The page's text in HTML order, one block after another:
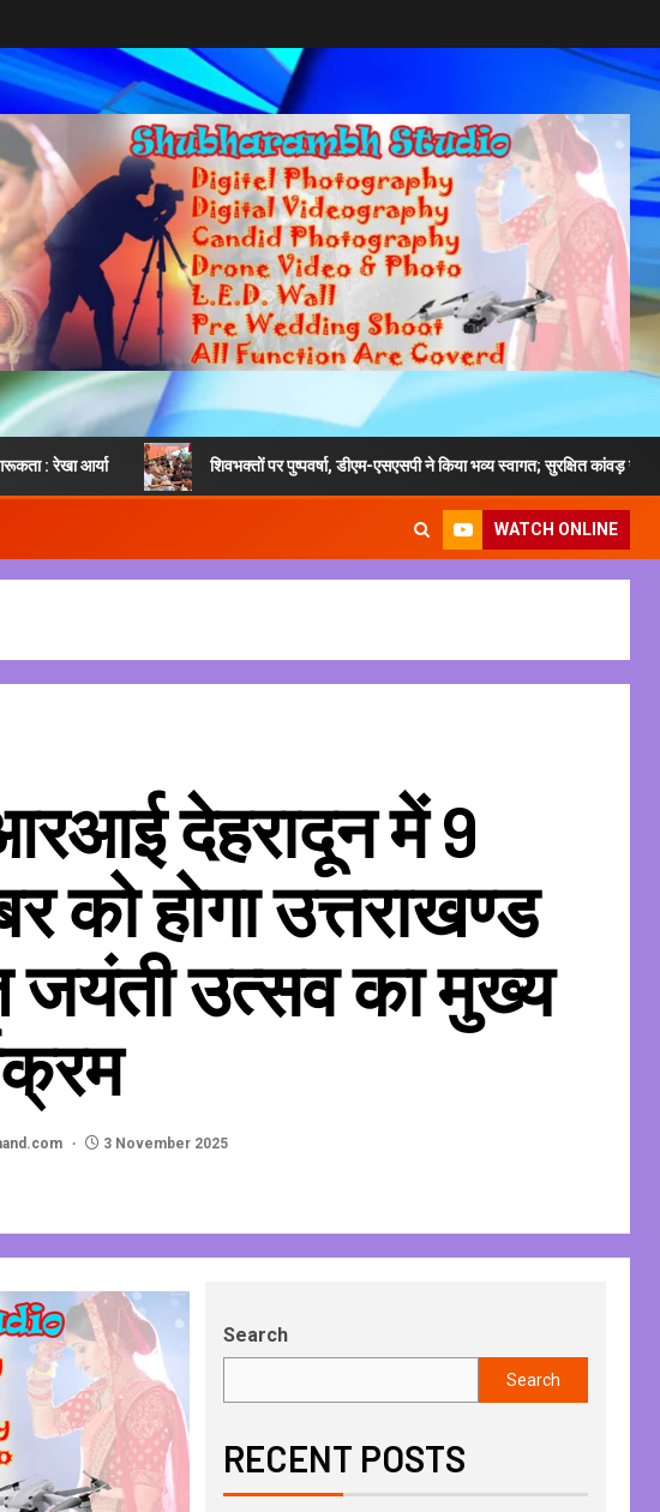
शिवभक्तों पर पुष्पवर्षा, डीएम-एसएसपी ने किया भव्य स्वागत; सुरक्षित कांवड़ यात्रा का दिया संदेश
WATCH ONLINE
देहरादून में 9
को होगा उत्तराखण्ड
उत्सव का मुख्य
3 November 2025
Search
Search
RECENT POSTS